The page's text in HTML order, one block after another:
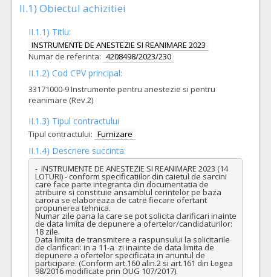
II.1) Obiectul achizitiei
II.1.1) Titlu:
INSTRUMENTE DE ANESTEZIE SI REANIMARE 2023
Numar de referinta: 4208498/2023/230
II.1.2) Cod CPV principal:
33171000-9 Instrumente pentru anestezie si pentru
reanimare (Rev.2)
II.1.3) Tipul contractului
Tipul contractului: Furnizare
II.1.4) Descriere succinta:
-  INSTRUMENTE DE ANESTEZIE SI REANIMARE 2023 (14
LOTURI) - conform specificatiilor din caietul de sarcini
care face parte integranta din documentatia de
atribuire si constituie ansamblul cerintelor pe baza
carora se elaboreaza de catre fiecare ofertant
propunerea tehnica.
Numar zile pana la care se pot solicita clarificari inainte
de data limita de depunere a ofertelor/candidaturilor:
18 zile.
Data limita de transmitere a raspunsului la solicitarile
de clarificari: in a 11-a  zi inainte de data limita de
depunere a ofertelor specificata in anuntul de
participare. (Conform art.160 alin.2 si art.161 din Legea
98/2016 modificate prin OUG 107/2017).